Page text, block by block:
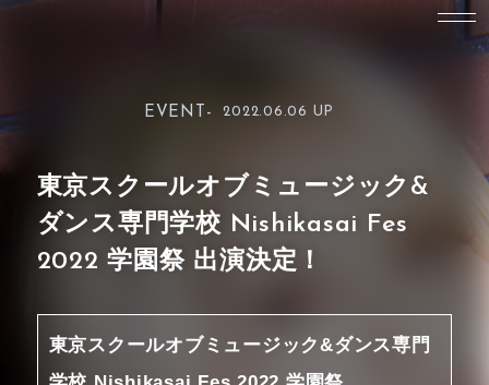
EVENT- 2022.06.06 UP
東京スクールオブミュージック&
ダンス専門学校 Nishikasai Fes
2022 学園祭 出演決定！
東京スクールオブミュージック&ダンス専門